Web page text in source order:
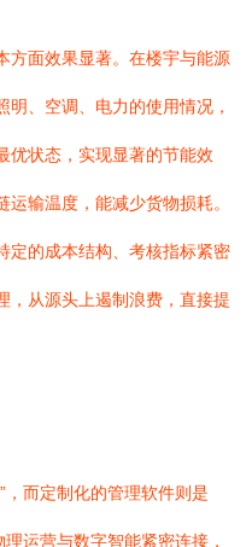
方面效果显著。在楼宇与能源
、空调、电力的使用情况，
优状态，实现显著的节能效
输温度，能减少货物损耗。
定的成本结构、考核指标紧密
，从源头上遏制浪费，直接提
，而定制化的管理软件则是
运营与数字智能紧密连接，